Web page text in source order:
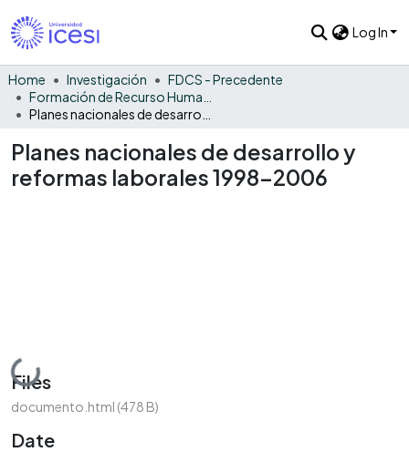
Log In
Home Investigación
FDCS - Precedente
Planes nacionales de desarrollo y
reformas laborales 1998-2006
Loading...
Files
documento.html (478 B)
Date